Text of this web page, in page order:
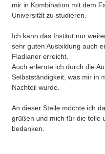
mir in Kombination mit dem
Universität zu studieren.
Ich kann das Institut nur
sehr guten Ausbildung auch
Fladianer erreicht.
Auch erlernte ich durch die
Selbstständigkeit, was mir in
Nachteil wurde.
An dieser Stelle möchte ich
grüßen und mich für die tolle
bedanken.